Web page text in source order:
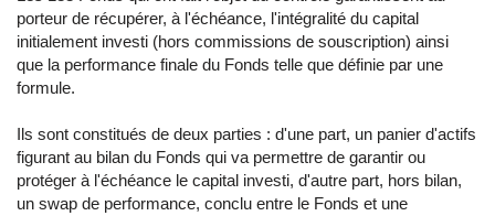
porteur de récupérer, à l'échéance, l'intégralité du capital
initialement investi (hors commissions de souscription) ainsi
que la performance finale du Fonds telle que définie par une
formule.
Ils sont constitués de deux parties : d'une part, un panier d'actifs
figurant au bilan du Fonds qui va permettre de garantir ou
protéger à l'échéance le capital investi, d'autre part, hors bilan,
un swap de performance, conclu entre le Fonds et une